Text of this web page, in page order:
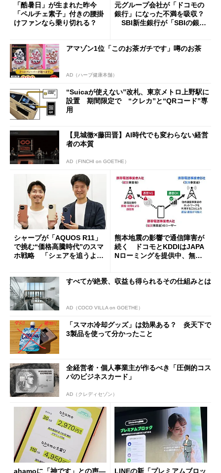
「酷暑日」が生まれた昨今
「ペルチェ素子」付きの腰掛
けファンなら乗り切れる？
元グループ会社が「ドコモの
銀行」になった不満を吸収？
SBI新生銀行が「SBIの銀
開催
アマゾン1位「このお茶ガチです」噂のお茶
AD（ハーブ健康本舗）
“Suicaが使えない”改札、東京メトロ上野駅に
設置 期間限定で “クレカ”と“QRコード”専
用
【見城徹×藤田晋】AI時代でも変わらない経営
者の本質
AD（FINCHI on GOETHE）
シャープが「AQUOS R11」
で挑む“価格高騰時代”のスマ
ホ戦略 「シェアを追うより
熊本地震の影響で通信障害が
続く ドコモとKDDIはJAPA
Nローミングを提供中、無料
すべてが絶景、収益も得られるその仕組みとは
AD（COCO VILLA on GOETHE）
「スマホ冷却グッズ」は効果ある？ 炎天下で
3製品を使って分かったこと
全経営者・個人事業主が作るべき「圧倒的コス
パのビジネスカード」
AD（クレディセゾン）
ahamoに「神です」との声― LINEの新「プレミアムブロッ